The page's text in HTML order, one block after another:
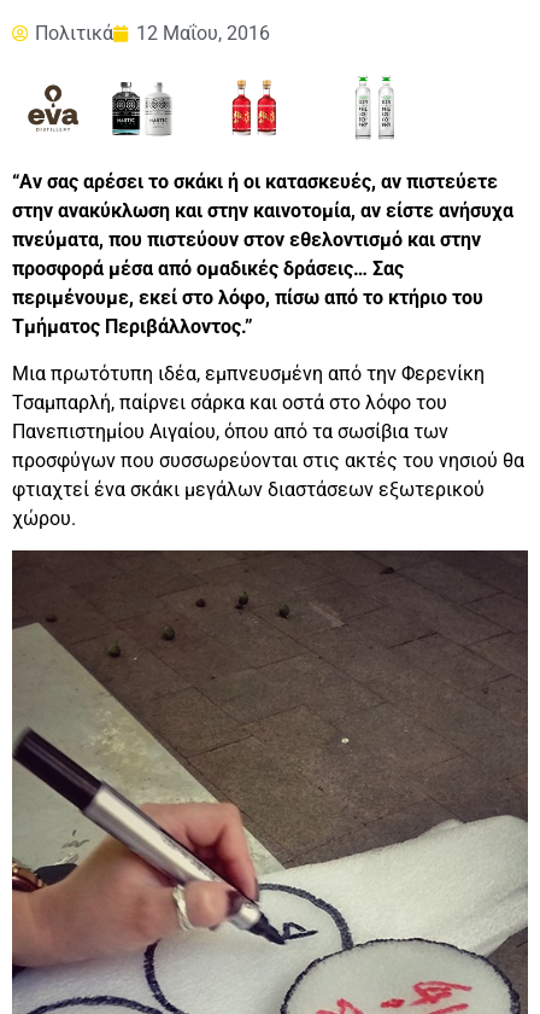
Πολιτικά 12 Μαΐου, 2016
“Αν σας αρέσει το σκάκι ή οι κατασκευές, αν πιστεύετε
στην ανακύκλωση και στην καινοτομία, αν είστε ανήσυχα
πνεύματα, που πιστεύουν στον εθελοντισμό και στην
προσφορά μέσα από ομαδικές δράσεις… Σας
περιμένουμε, εκεί στο λόφο, πίσω από το κτήριο του
Τμήματος Περιβάλλοντος.”
Μια πρωτότυπη ιδέα, εμπνευσμένη από την Φερενίκη
Τσαμπαρλή, παίρνει σάρκα και οστά στο λόφο του
Πανεπιστημίου Αιγαίου, όπου από τα σωσίβια των
προσφύγων που συσσωρεύονται στις ακτές του νησιού θα
φτιαχτεί ένα σκάκι μεγάλων διαστάσεων εξωτερικού
χώρου.